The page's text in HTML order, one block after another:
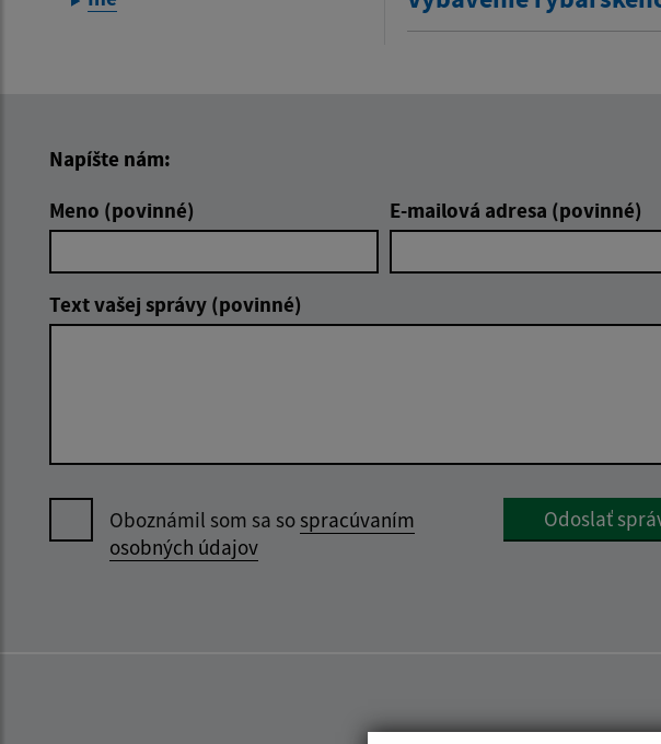
Napíšte nám:
Meno (povinné)
E-mailová adresa (povinné)
Text vašej správy (povinné)
Oboznámil som sa sospracúvaním
osobných údajov
Odoslať